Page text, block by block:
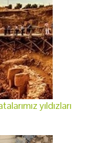
yıldızları